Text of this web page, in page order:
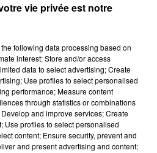
de son
Benny
vie privée est notre
following data processing based on
interest: Store and/or access
data to select advertising; Create
Use profiles to select personalised
performance; Measure content
through statistics or combinations
and improve services; Create
Use profiles to select personalised
content; Ensure security, prevent and
and present advertising and content;